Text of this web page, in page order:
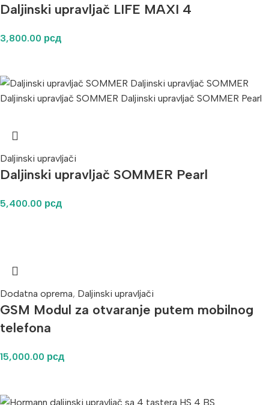
Daljinski upravljač LIFE MAXI 4
3,800.00 рсд
Daljinski upravljači
Daljinski upravljač SOMMER Pearl
5,400.00 рсд
Dodatna oprema, Daljinski upravljači
GSM Modul za otvaranje putem mobilnog
telefona
15,000.00 рсд